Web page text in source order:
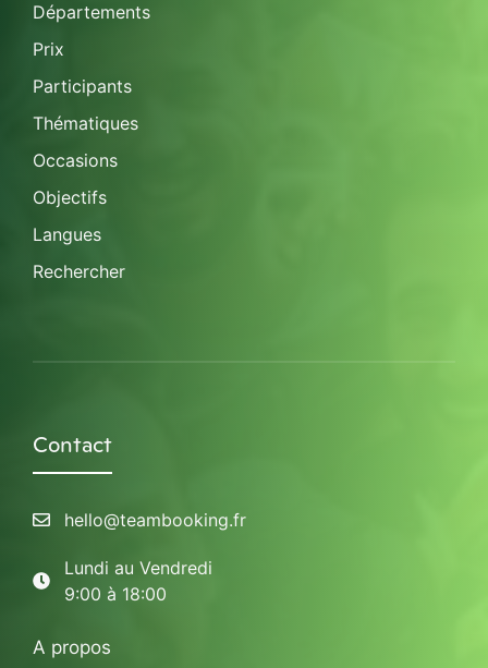
Départements
Prix
Participants
Thématiques
Occasions
Objectifs
Langues
Rechercher
Contact
hello@teambooking.fr
Lundi au Vendredi
9:00 à 18:00
A propos